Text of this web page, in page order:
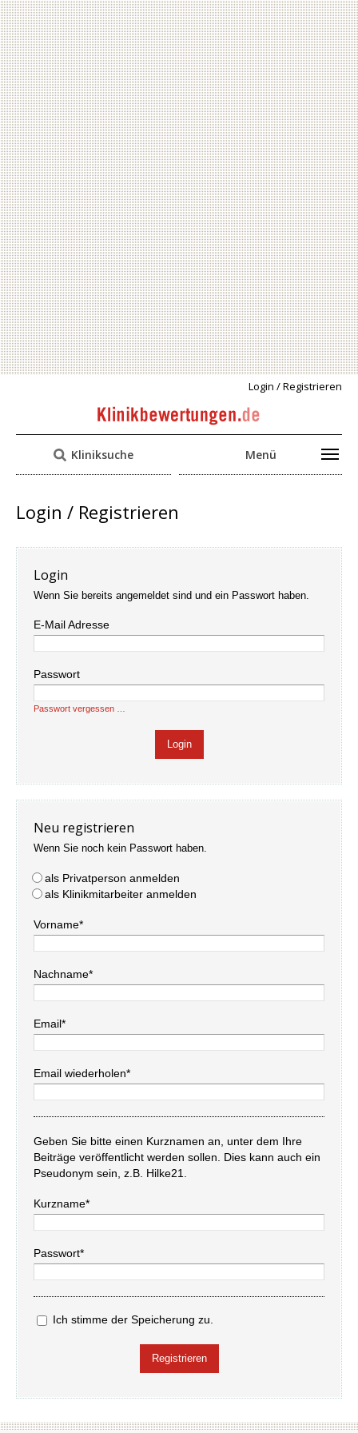
Login / Registrieren
Kliniksuche Menü
Login / Registrieren
Login
Wenn Sie bereits angemeldet sind und ein Passwort haben.
E-Mail Adresse
Passwort
Passwort vergessen …
Neu registrieren
Wenn Sie noch kein Passwort haben.
als Privatperson anmelden
als Klinikmitarbeiter anmelden
Vorname*
Nachname*
Email*
Email wiederholen*
Geben Sie bitte einen Kurznamen an, unter dem Ihre
Beiträge veröffentlicht werden sollen. Dies kann auch ein
Pseudonym sein, z.B. Hilke21.
Kurzname*
Passwort*
Ich stimme der Speicherung zu.